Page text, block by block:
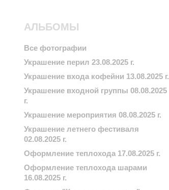
АЛЬБОМЫ
Все фотографии
Украшение перил 23.08.2025 г.
Украшение входа кофейни 13.08.2025 г.
Украшение входной группы 08.08.2025
г.
Украшение мероприятия 08.08.2025 г.
Украшение летнего фестиваля
02.08.2025 г.
Оформление теплохода 17.08.2025 г.
Оформление теплохода шарами
16.08.2025 г.